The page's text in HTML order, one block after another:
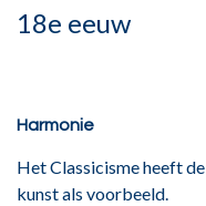
18e eeuw
Harmonie
Het Classicisme heeft
kunst als voorbeeld.